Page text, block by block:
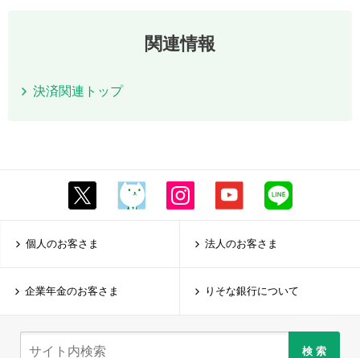
関連情報
決済関連トップ
個人のお客さま 法人のお客さま
企業年金のお客さま りそな銀行について
検 索